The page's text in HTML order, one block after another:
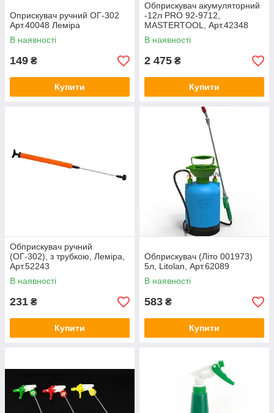
Оприскувач ручний ОГ-302
Арт.40048 Леміра
В наявності
149 ₴
Купити
Обприскувач акумуляторний
-12л PRO 92-9712,
MASTERTOOL, Арт.42348
В наявності
2 475 ₴
Купити
Обприскувач ручний
(ОГ-302), з трубкою, Леміра,
Арт.52243
В наявності
231 ₴
Купити
Обприскувач (Літо 001973)
5л, Litolan, Арт.62089
В наявності
583 ₴
Купити